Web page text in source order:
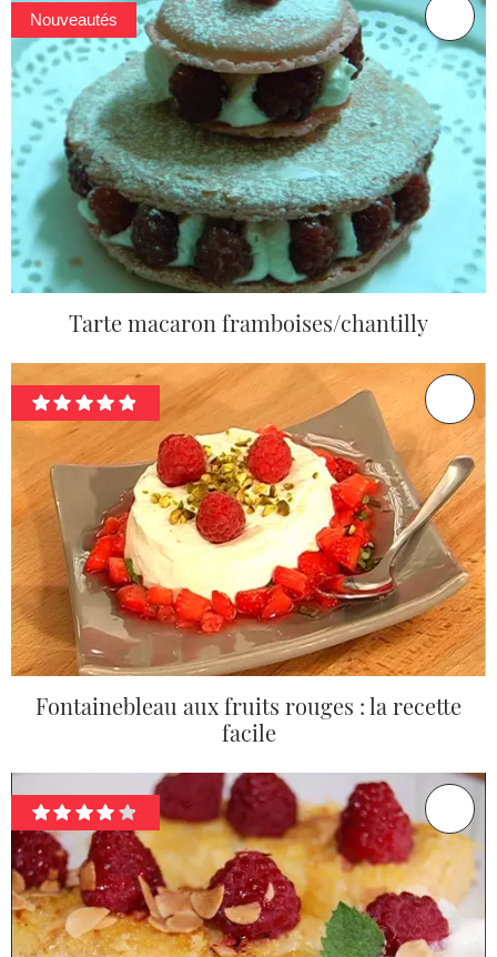
Nouveautés
Tarte macaron framboises/chantilly
Fontainebleau aux fruits rouges : la recette
facile